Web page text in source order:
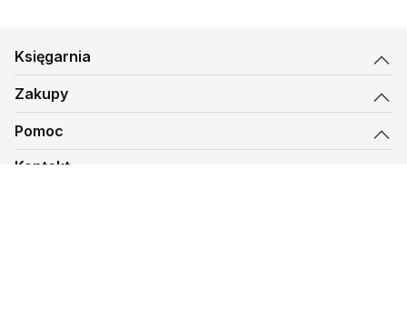
Księgarnia
Zakupy
Pomoc
Kontakt